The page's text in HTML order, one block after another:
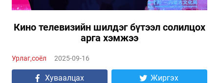
Кино телевизийн шилдэг бүтээл солилцох
арга хэмжээ
Урлаг,соёл 2025-09-16
Хуваалцах Жиргэх